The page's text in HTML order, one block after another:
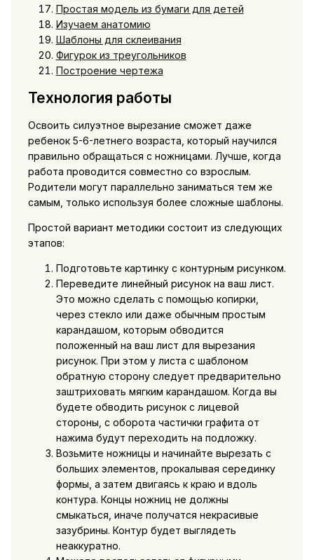
Простая модель из бумаги для детей
Изучаем анатомию
Шаблоны для склеивания
Фигурок из треугольников
Построение чертежа
Технология работы
Освоить силуэтное вырезание сможет даже
ребенок 5-6-летнего возраста, который научился
правильно обращаться с ножницами. Лучше, когда
работа проводится совместно со взрослым.
Родители могут параллельно заниматься тем же
самым, только используя более сложные шаблоны.
Простой вариант методики состоит из следующих
этапов:
Подготовьте картинку с контурным рисунком.
Переведите линейный рисунок на ваш лист.
Это можно сделать с помощью копирки,
через стекло или даже обычным простым
карандашом, которым обводится
положенный на ваш лист для вырезания
рисунок. При этом у листа с шаблоном
обратную сторону следует предварительно
заштриховать мягким карандашом. Когда вы
будете обводить рисунок с лицевой
стороны, с оборота частички графита от
нажима будут переходить на подложку.
Возьмите ножницы и начинайте вырезать с
больших элементов, прокалывая серединку
формы, а затем двигаясь к краю и вдоль
контура. Концы ножниц не должны
смыкаться, иначе получатся некрасивые
зазубрины. Контур будет выглядеть
неаккуратно.